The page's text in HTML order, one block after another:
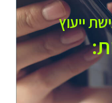
ייעוץ